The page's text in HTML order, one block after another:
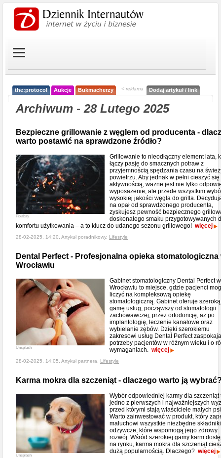
the:protocol Aukcje Bukmacherzy < reklama Dodaj artykuł / link
Archiwum - 28 Lutego 2025
Bezpieczne grillowanie z węglem od producenta -
warto postawić na sprawdzone źródło?
Pixabay
Grillowanie to nieodłączny element lata,
łączy pasję do smacznych potraw z
przyjemnością spędzania czasu na
powietrzu. Aby jednak w pełni cieszyć się
aktywnością, ważne jest nie tylko
wyposażenie, ale przede wszystkim
wysokiej jakości węgla do grilla.
na opał od sprawdzonego producenta,
zyskujesz pewność bezpiecznego
doskonałego smaku przygotowywanych
komfortu użytkowania – a to klucz do udanego sezonu grillowego! więcej
28-02-2025, 14:20, Artykuł poradnikowy, Lifestyle
Dental Perfect - Profesjonalna opieka stomatologiczna
Wrocławiu
Unsplash
Gabinet stomatologiczny Dental Perfect
Wrocławiu to miejsce, gdzie pacjenci
liczyć na kompleksową opiekę
stomatologiczną. Gabinet oferuje szeroką
gamę usług, począwszy od stomatologii
zachowawczej, przez ortodoncję, aż po
implantologię, leczenie kanałowe oraz
wybielanie zębów. Dzięki szerokiemu
zakresowi usług Dental Perfect zaspokaja
potrzeby pacjentów w różnym wieku i o
wymaganiach. więcej
28-02-2025, 14:05, Artykuł partnera, Lifestyle
Karma mokra dla szczeniąt - dlaczego warto ją
Unsplash
Wybór odpowiedniej karmy dla szczeniąt
jedno z pierwszych i najważniejszych
przed którymi stają właściciele małych
Warto zainwestować w produkt, który
maluchowi wszystkie niezbędne składniki
odżywcze, które wspomogą jego zdrowy
rozwój. Wśród szerokiej gamy karm
na rynku, karma mokra dla szczeniąt
dużą popularnością. Dlaczego? więcej